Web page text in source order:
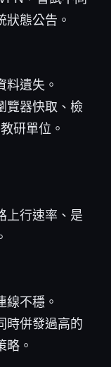
狀態公告。
料遺失。
覽器快取、檢
研單位。
上行速率、是
線不穩。
時併發過高的
略。